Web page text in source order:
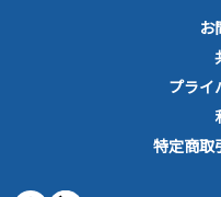
お
プライ
特定商取